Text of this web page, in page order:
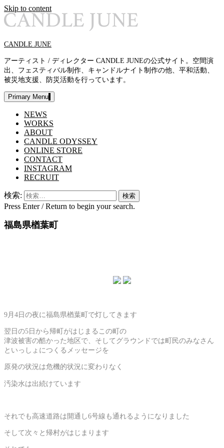
Skip to content
CANDLE JUNE
アーティスト / ディレクター CANDLE JUNEの公式サイト。空間演
出、フェスティバル制作、キャンドルナイト制作の他、平和活動、
被災地支援、防災活動を行っています。
Primary Menu
NEWS
WORKS
ABOUT
CANDLE ODYSSEY
ONLINE STORE
CONTACT
INSTAGRAM
RECRUIT
検索:
Press Enter / Return to begin your search.
福島県楢葉町
9月4日の夜に福島県楢葉町で灯してきます
翌日の5日から帰町がはじまるこの町の
津波被害の酷かった地区で、そしてグラウンドでは町民のみなさん
といっしょにつくるメッセージを
原発の状況は危機的状況に変わりなく
汚染水は出続けています
それでも高速道路は開通し6号線も通れるようになりました
そして次々と帰村がはじまります